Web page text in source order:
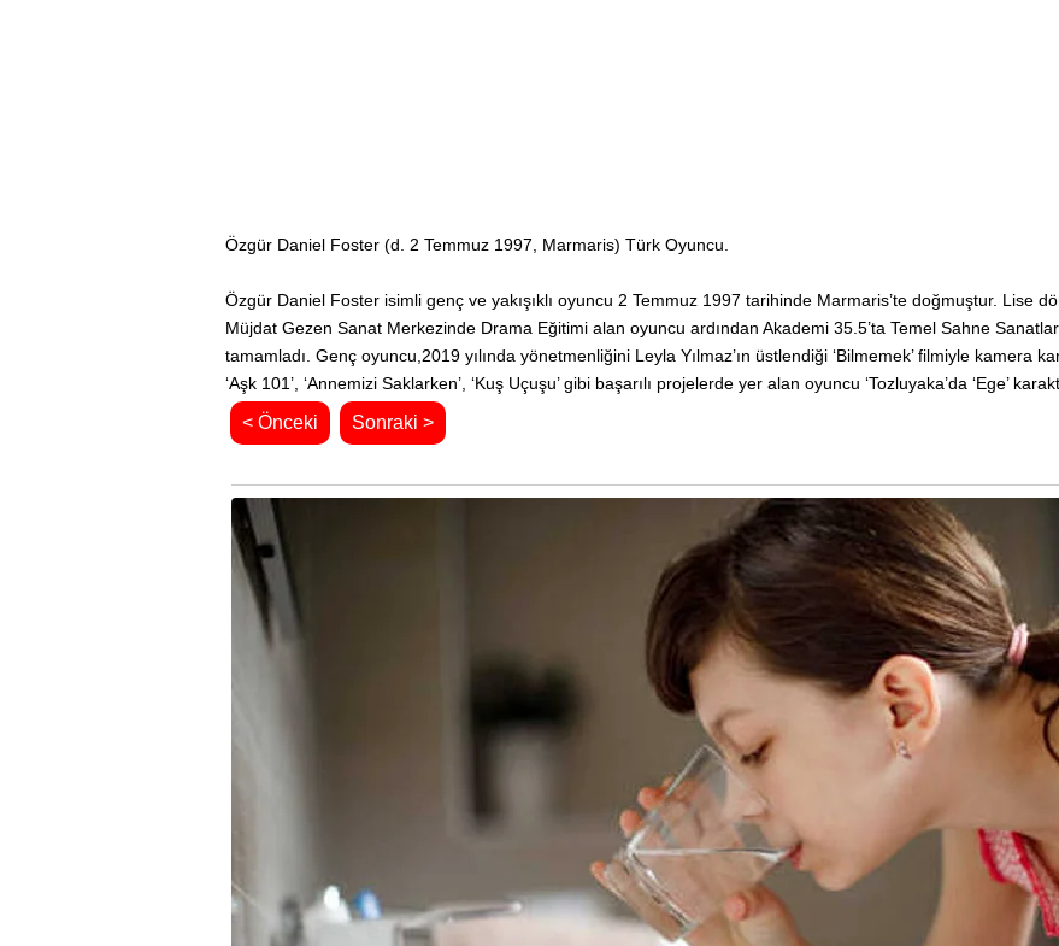
Özgür Daniel Foster (d. 2 Temmuz 1997, Marmaris) Türk Oyuncu.
Özgür Daniel Foster isimli genç ve yakışıklı oyuncu 2 Temmuz 1997 tarihinde Marmaris’te doğmuştur. Lise
Müjdat Gezen Sanat Merkezinde Drama Eğitimi alan oyuncu ardından Akademi 35.5’ta Temel Sahne
tamamladı. Genç oyuncu,2019 yılında yönetmenliğini Leyla Yılmaz’ın üstlendiği ‘Bilmemek’ filmiyle kamera
‘Aşk 101’, ‘Annemizi Saklarken’, ‘Kuş Uçuşu’ gibi başarılı projelerde yer alan oyuncu ‘Tozluyaka’da ‘Ege’
< Önceki Sonraki >